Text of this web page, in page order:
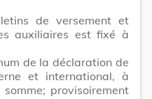
de versement et
auxiliaires est fixé à
de la déclaration de
et international, à
provisoirement